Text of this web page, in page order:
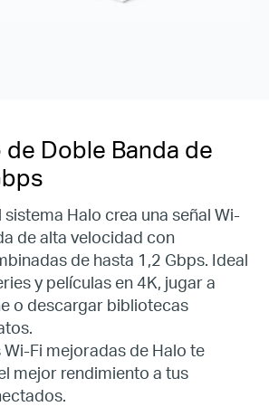
de Doble Banda de
Halo crea una señal Wi-
de alta velocidad con
de hasta 1,2 Gbps. Ideal
y películas en 4K, jugar a
o descargar bibliotecas
Fi mejoradas de Halo te
mejor rendimiento a tus